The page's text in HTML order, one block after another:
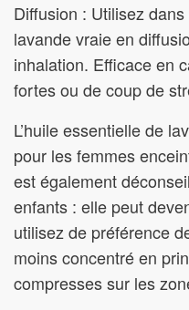
Diffusion : Utilisez
lavande vraie en
inhalation. Efficace en
fortes ou de coup de
L’huile essentielle de
pour les femmes
est également
enfants : elle peut
utilisez de préférence
moins concentré en
compresses sur les